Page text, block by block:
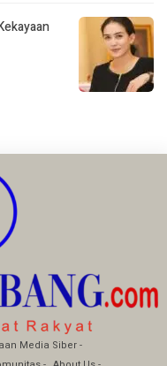
Media Siber